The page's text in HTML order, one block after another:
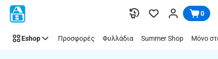
Παράλειψη 0
Eshop Προσφορές Φυλλάδια Summer Shop Μόνο